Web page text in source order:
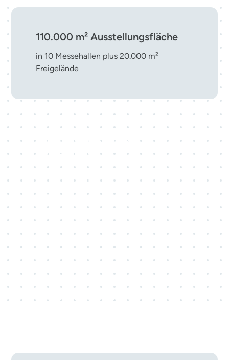
110.000 m² Ausstellungsfläche
in 10 Messehallen plus 20.000 m²
Freigelände
Top-10-Messestandort in
Deutschland
eine führende Adresse für nationale und
internationale Veranstaltungen mitten in
Europa.
Veranstaltungsräume
rund 800 Kongress- und